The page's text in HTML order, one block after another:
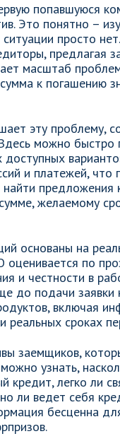
попавшуюся
Это понятно –
просто
предлагая
масштаб
к погашению
эту проблему,
можно быстро
доступных
и платежей, что
предложения
желаемому
основаны на
по
и честности в
до подачи
включая
сроках
заемщиков,
узнать,
кредит, легко ли
ли ведет себя
бесценна